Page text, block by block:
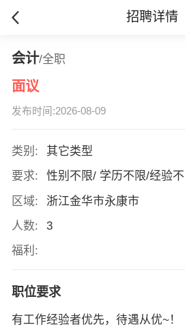
招聘详情
会计/全职
面议
发布时间:2026-08-09
类别:
其它类型
要求:
性别不限/ 学历不限/经验
区域:
浙江金华市永康市
人数:
3
福利:
职位要求
有工作经验者优先，待遇从优~！